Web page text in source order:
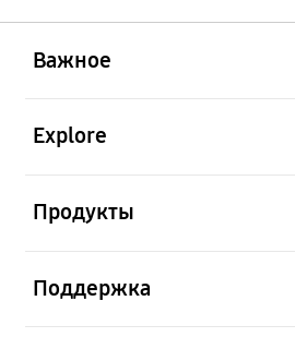
Важное
Explore
Продукты
Поддержка